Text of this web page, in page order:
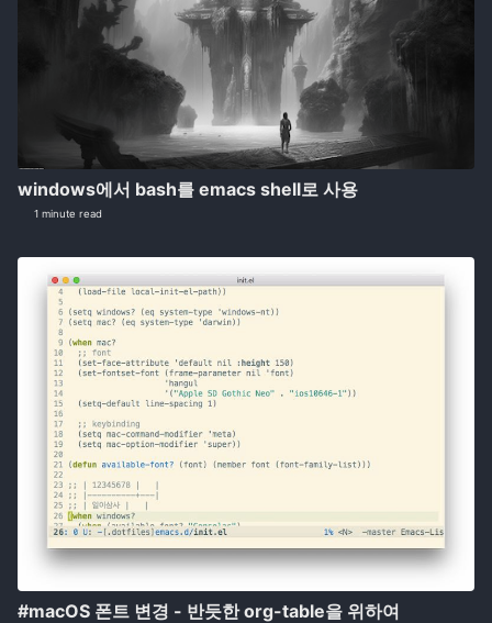
windows에서 bash를 emacs shell로 사용
1 minute read
#macOS 폰트 변경 - 반듯한 org-table을 위하여